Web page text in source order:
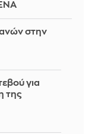
στην
για
της